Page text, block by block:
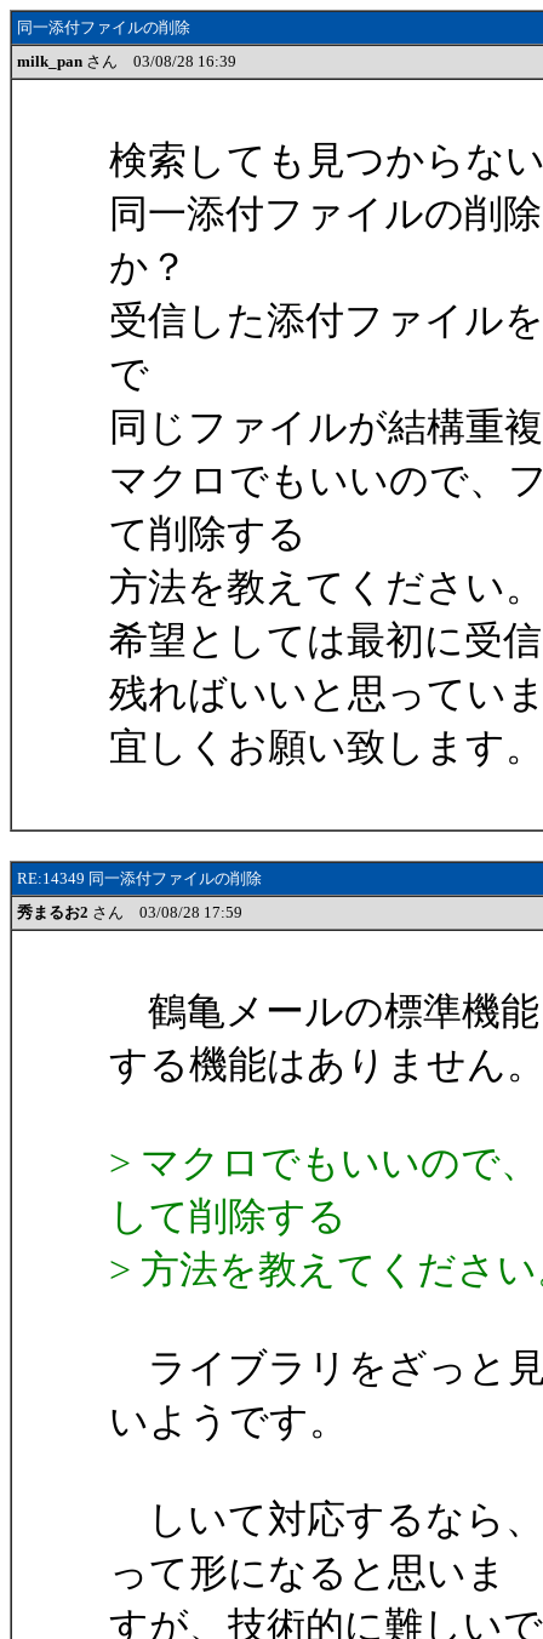
同一添付ファイルの削除
milk_pan さん 03/08/28 16:39
検索しても見つからな
同一添付ファイルの削
か？
受信した添付ファイル
で
同じファイルが結構重
マクロでもいいので、
て削除する
方法を教えてください。
希望としては最初に受
残ればいいと思ってい
宜しくお願い致します。
RE:14349 同一添付ファイルの削除
秀まるお2 さん 03/08/28 17:59
鶴亀メールの標準機
する機能はありません
> マクロでもいいので
して削除する
> 方法を教えてくださ
ライブラリをざっと
いようです。
しいて対応するなら
って形になると思いま
すが、技術的に難しい